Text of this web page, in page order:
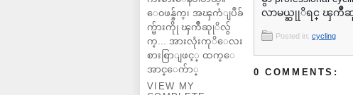
ေ၀ဖန္ခ်က္၊ အၾကံျပဳခ်
က္မ်ားကိုု ၾကိဳဆုုိလ်ွ
က္... အားလုံးကုိေလး
စားစြာျဖင့္ ထက္ေ
အာင္ေက်ာ္
VIEW MY
လာမယ္ဆုုိရင္ ၾကိဳဆုုိ
Posted in: cycling
0 COMMENTS: